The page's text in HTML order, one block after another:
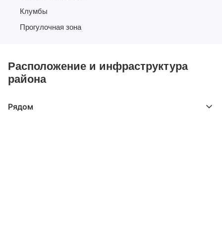
Клумбы
Прогулочная зона
Расположение и инфраструктура
района
Рядом